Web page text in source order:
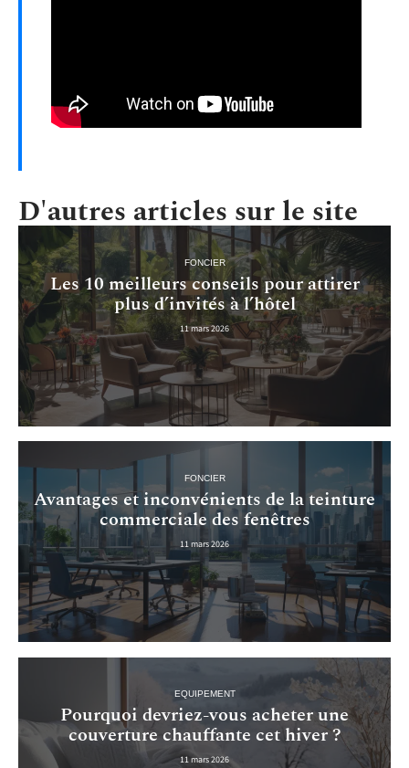
D'autres articles sur le site
FONCIER
Les 10 meilleurs conseils pour attirer
plus d’invités à l’hôtel
11 mars 2026
FONCIER
Avantages et inconvénients de la teinture
commerciale des fenêtres
11 mars 2026
EQUIPEMENT
Pourquoi devriez-vous acheter une
couverture chauffante cet hiver ?
11 mars 2026